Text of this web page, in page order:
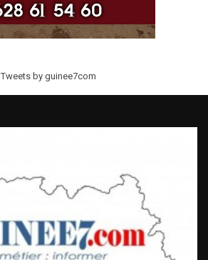
Tweets by guinee7com